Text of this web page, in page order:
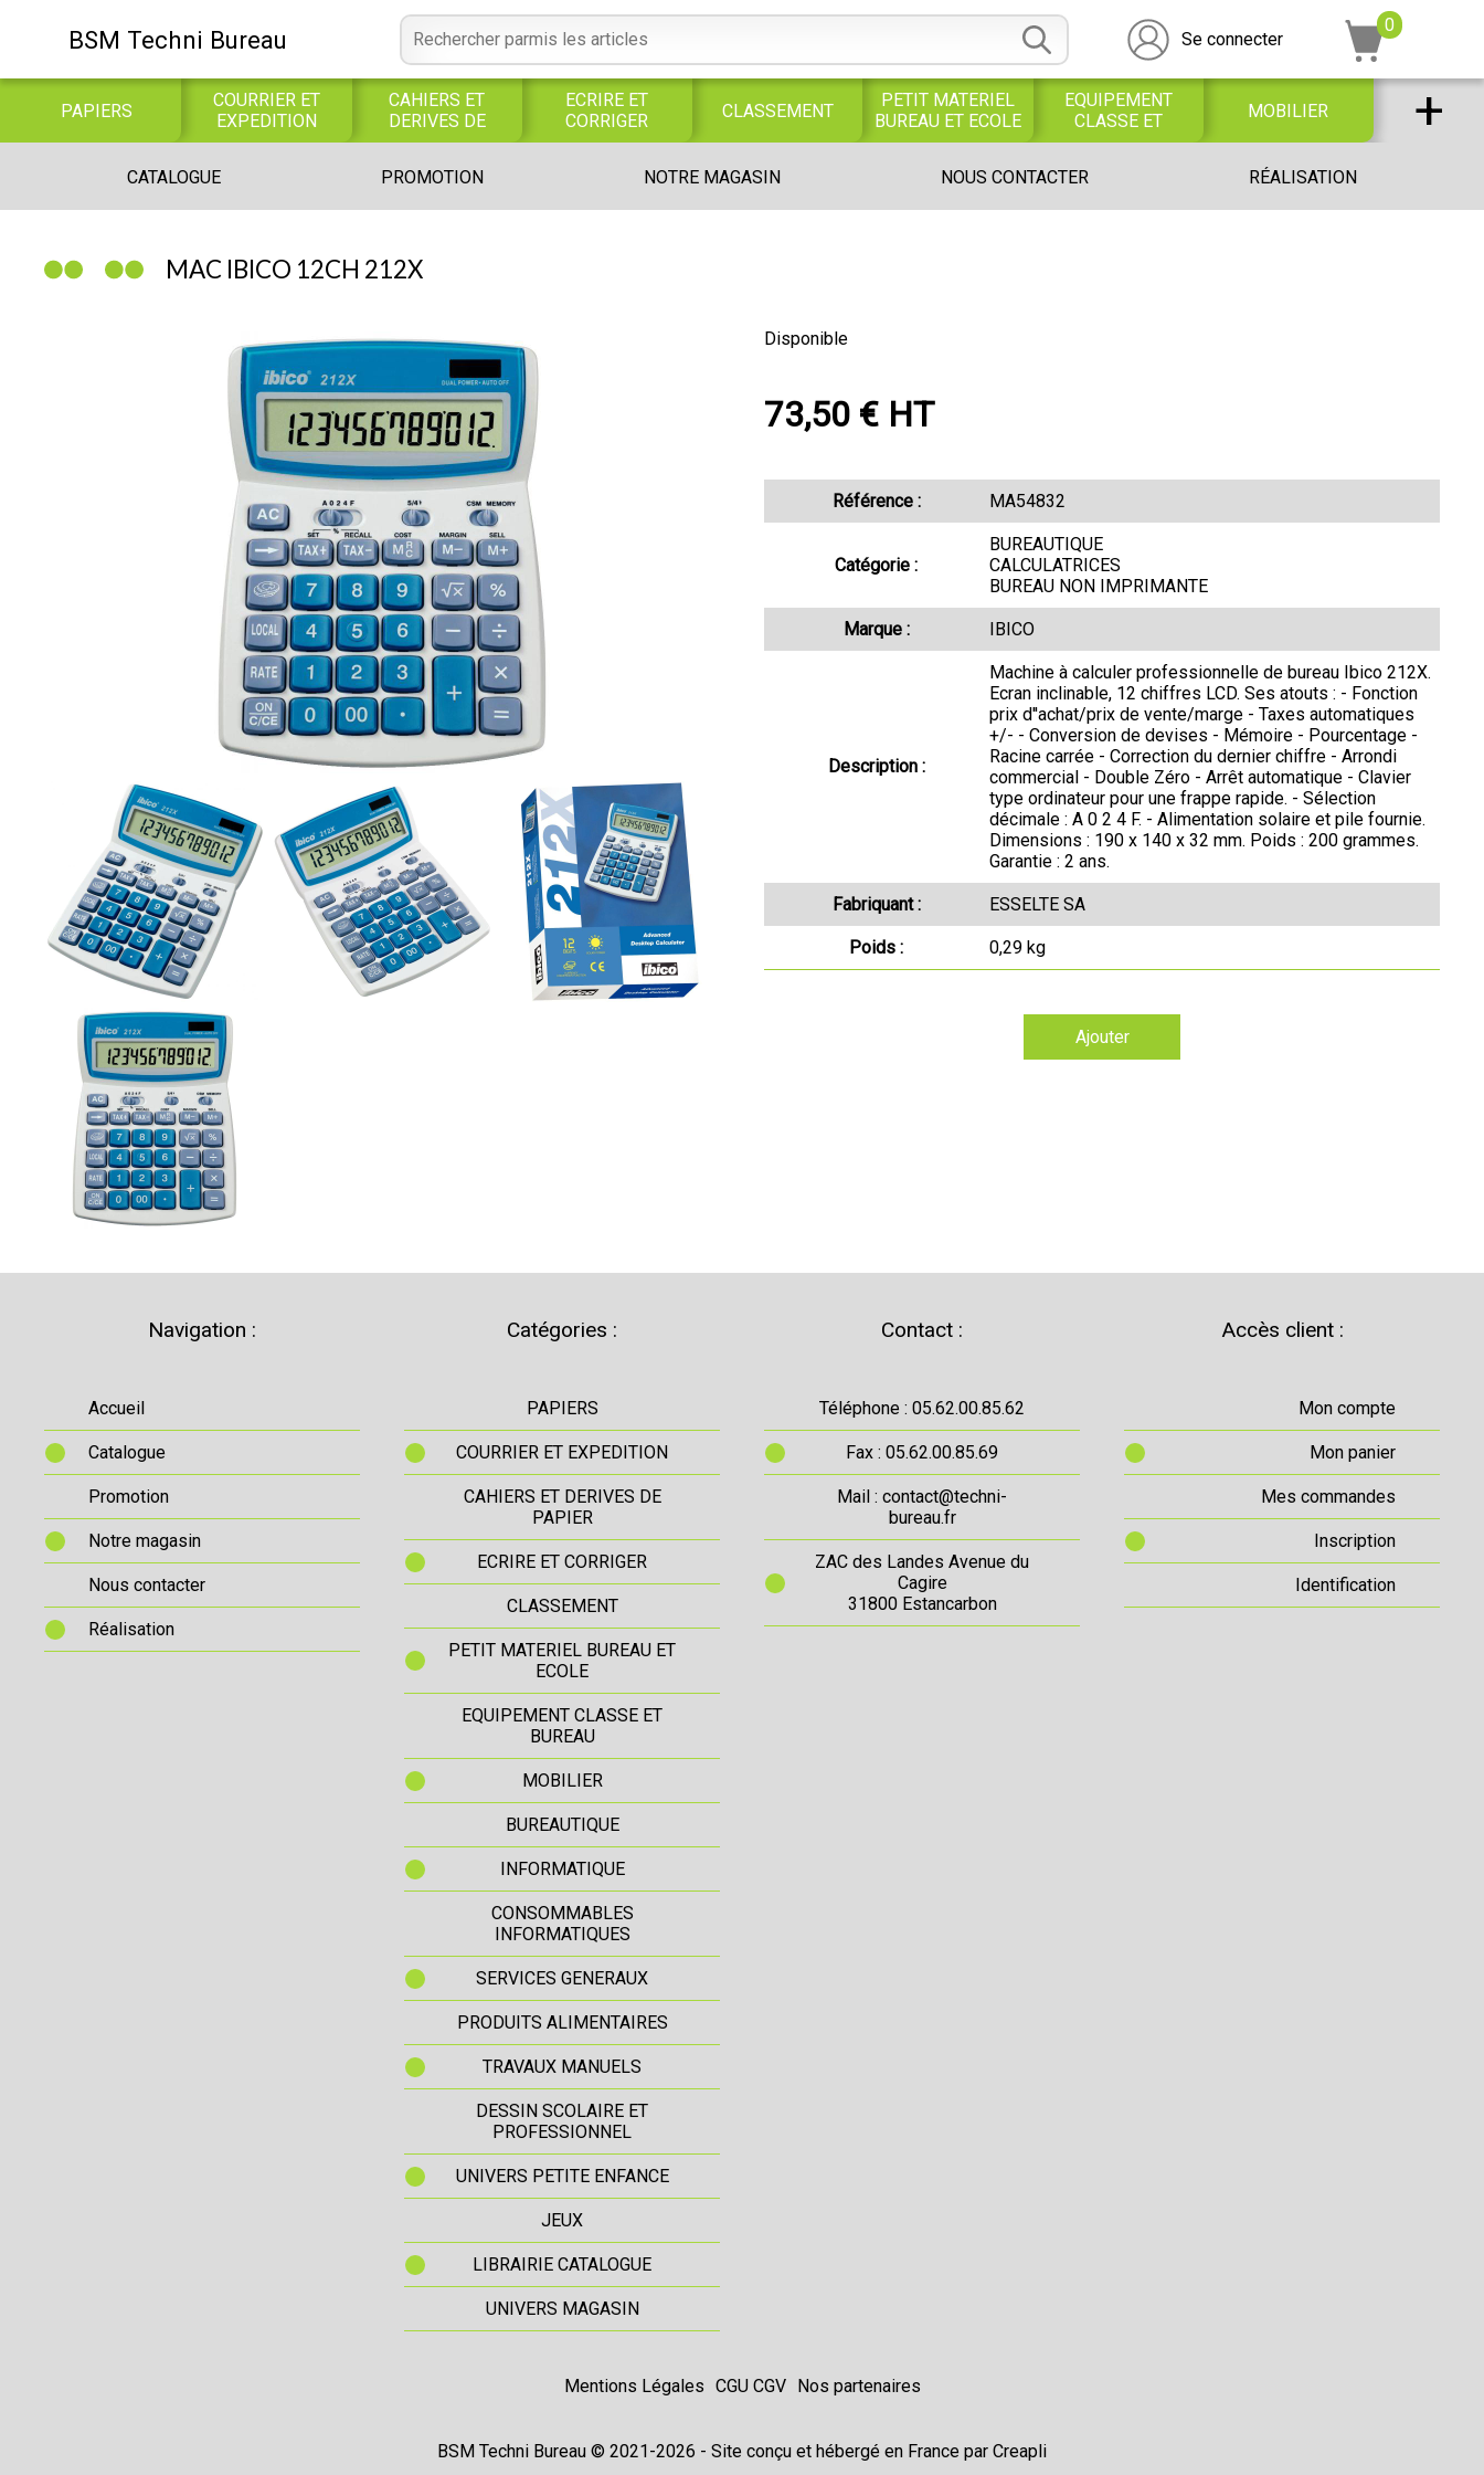
BSM Techni Bureau Se connecter
0
PAPIERS
COURRIER ET
EXPEDITION
CAHIERS ET
DERIVES DE
PAPIER
ECRIRE ET
CORRIGER
CLASSEMENT
PETIT MATERIEL
BUREAU ET ECOLE
EQUIPEMENT
CLASSE ET
BUREAU
MOBILIER
BUREAUTIQUE INFORMATIQUE
INFORMATIQUES
ALIMENTAIRES
MANUELS
PROFESSIONNEL
UNIVERS PETITE
ENFANCE
+
CATALOGUE PROMOTION NOTRE MAGASIN NOUS CONTACTER RÉALISATION
MAC IBICO 12CH 212X
Disponible
73,50 € HT
Référence : MA54832
Catégorie :
BUREAUTIQUE
CALCULATRICES
BUREAU NON IMPRIMANTE
Marque : IBICO
Description :
Machine à calculer professionnelle de bureau Ibico 212X.
Ecran inclinable, 12 chiffres LCD. Ses atouts : - Fonction
prix d''achat/prix de vente/marge - Taxes automatiques
+/- - Conversion de devises - Mémoire - Pourcentage -
Racine carrée - Correction du dernier chiffre - Arrondi
commercial - Double Zéro - Arrêt automatique - Clavier
type ordinateur pour une frappe rapide. - Sélection
décimale : A 0 2 4 F. - Alimentation solaire et pile fournie.
Dimensions : 190 x 140 x 32 mm. Poids : 200 grammes.
Garantie : 2 ans.
Fabriquant : ESSELTE SA
Poids : 0,29 kg
Ajouter
Navigation :
Accueil
Catalogue
Promotion
Notre magasin
Nous contacter
Réalisation
Catégories :
PAPIERS
COURRIER ET EXPEDITION
CAHIERS ET DERIVES DE
PAPIER
ECRIRE ET CORRIGER
CLASSEMENT
PETIT MATERIEL BUREAU ET
ECOLE
EQUIPEMENT CLASSE ET
BUREAU
MOBILIER
BUREAUTIQUE
INFORMATIQUE
CONSOMMABLES
INFORMATIQUES
SERVICES GENERAUX
PRODUITS ALIMENTAIRES
TRAVAUX MANUELS
DESSIN SCOLAIRE ET
PROFESSIONNEL
UNIVERS PETITE ENFANCE
JEUX
LIBRAIRIE CATALOGUE
UNIVERS MAGASIN
Contact :
Téléphone : 05.62.00.85.62
Fax : 05.62.00.85.69
Mail : contact@techni-
bureau.fr
ZAC des Landes Avenue du
Cagire
31800 Estancarbon
Accès client :
Mon compte
Mon panier
Mes commandes
Inscription
Identification
Mentions Légales CGU CGV Nos partenaires
BSM Techni Bureau © 2021-2026 - Site conçu et hébergé en France par Creapli